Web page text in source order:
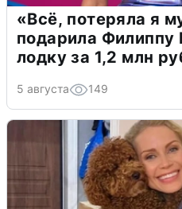
«Всё, потеряла я
подарила Филиппу
лодку за 1,2 млн
5 августа 149